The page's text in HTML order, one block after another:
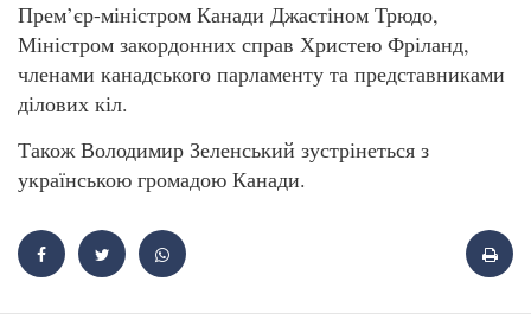
Прем’єр-міністром Канади Джастіном Трюдо,
Міністром закордонних справ Христею Фріланд,
членами канадського парламенту та представниками
ділових кіл.
Також Володимир Зеленський зустрінеться з
українською громадою Канади.